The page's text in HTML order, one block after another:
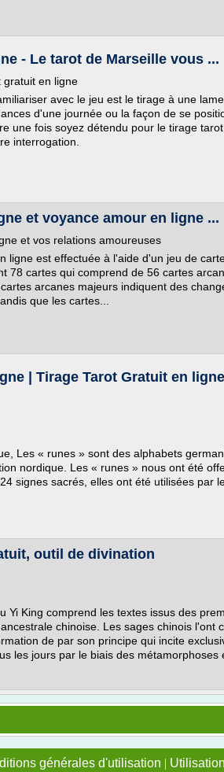
- Le tarot de Marseille vous ...
gratuit en ligne
avec le jeu est le tirage à une
d'une journée ou la façon de se
une fois soyez détendu pour le tirage
interrogation.
et voyance amour en ligne ...
et vos relations amoureuses
ligne est effectuée à l'aide d'un jeu de
78 cartes qui comprend de 56 cartes
arcanes majeurs indiquent des
que les cartes...
| Tirage Tarot Gratuit en
Les « runes » sont des alphabets
nordique. Les « runes » nous ont été
signes sacrés, elles ont été utilisées par
outil de divination
Yi King comprend les textes issus des
chinoise. Les sages chinois l'ont
de par son principe qui incite
les jours par le biais des métamorphoses
générales d'utilisation |